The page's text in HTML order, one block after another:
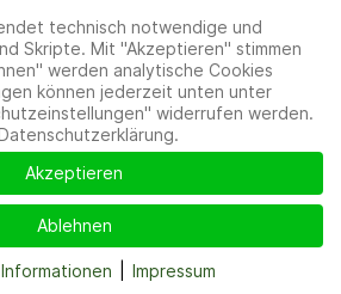
|Datenschutzerklärung
Datenschutzeinstellungen
technisch notwendige und
Skripte. Mit "Akzeptieren" stimmen
werden analytische Cookies
können jederzeit unten unter
widerrufen werden.
Akzeptieren
Ablehnen
Impressum